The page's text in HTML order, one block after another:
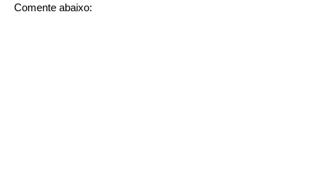
Comente abaixo: